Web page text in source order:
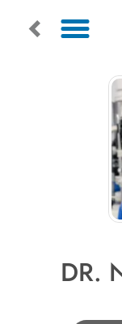
DR.